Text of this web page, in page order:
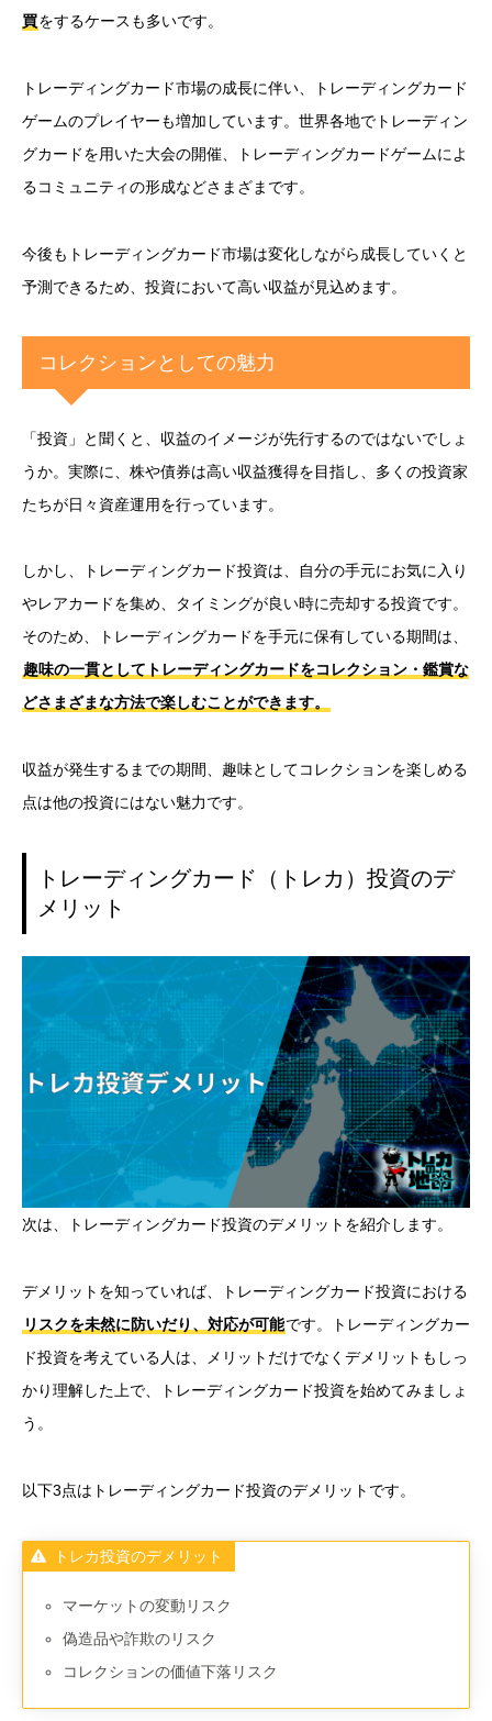
買をするケースも多いです。
トレーディングカード市場の成長に伴い、トレーディングカード
ゲームのプレイヤーも増加しています。世界各地でトレーディン
グカードを用いた大会の開催、トレーディングカードゲームによ
るコミュニティの形成などさまざまです。
今後もトレーディングカード市場は変化しながら成長していくと
予測できるため、投資において高い収益が見込めます。
コレクションとしての魅力
「投資」と聞くと、収益のイメージが先行するのではないでしょ
うか。実際に、株や債券は高い収益獲得を目指し、多くの投資家
たちが日々資産運用を行っています。
しかし、トレーディングカード投資は、自分の手元にお気に入り
やレアカードを集め、タイミングが良い時に売却する投資です。
そのため、トレーディングカードを手元に保有している期間は、
趣味の一貫としてトレーディングカードをコレクション・鑑賞な
どさまざまな方法で楽しむことができます。
収益が発生するまでの期間、趣味としてコレクションを楽しめる
点は他の投資にはない魅力です。
トレーディングカード（トレカ）投資のデ
メリット
次は、トレーディングカード投資のデメリットを紹介します。
デメリットを知っていれば、トレーディングカード投資における
リスクを未然に防いだり、対応が可能です。トレーディングカー
ド投資を考えている人は、メリットだけでなくデメリットもしっ
かり理解した上で、トレーディングカード投資を始めてみましょ
う。
以下3点はトレーディングカード投資のデメリットです。
トレカ投資のデメリット
マーケットの変動リスク
偽造品や詐欺のリスク
コレクションの価値下落リスク